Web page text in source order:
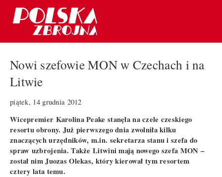
Nowi szefowie MON w Czechach i na
Litwie
piątek, 14 grudnia 2012
Wicepremier Karolina Peake stanęła na czele czeskiego
resortu obrony. Już pierwszego dnia zwolniła kilku
znaczących urzędników, m.in. sekretarza stanu i szefa do
spraw uzbrojenia. Także Litwini mają nowego szefa MON –
został nim Juozas Olekas, który kierował tym resortem
cztery lata temu.